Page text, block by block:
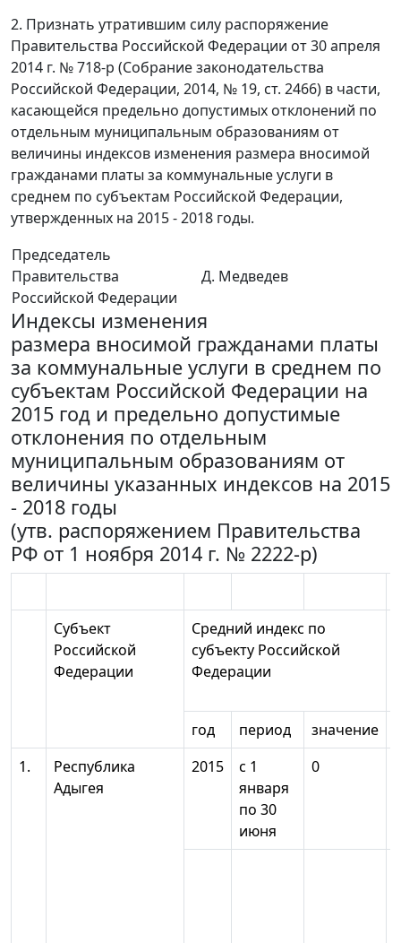
2. Признать утратившим силу распоряжение
Правительства Российской Федерации от 30 апреля
2014 г. № 718-р (Собрание законодательства
Российской Федерации, 2014, № 19, ст. 2466) в части,
касающейся предельно допустимых отклонений по
отдельным муниципальным образованиям от
величины индексов изменения размера вносимой
гражданами платы за коммунальные услуги в
среднем по субъектам Российской Федерации,
утвержденных на 2015 - 2018 годы.
Председатель
Правительства
Российской Федерации
Д. Медведев
Индексы изменения
размера вносимой гражданами платы
за коммунальные услуги в среднем по
субъектам Российской Федерации на
2015 год и предельно допустимые
отклонения по отдельным
муниципальным образованиям от
величины указанных индексов на 2015
- 2018 годы
(утв. распоряжением Правительства
РФ от 1 ноября 2014 г. № 2222-р)
Субъект
Российской
Федерации
Средний индекс по
субъекту Российской
Федерации
год
период значение
1.
Республика
Адыгея
2015
с 1
января
по 30
июня
0